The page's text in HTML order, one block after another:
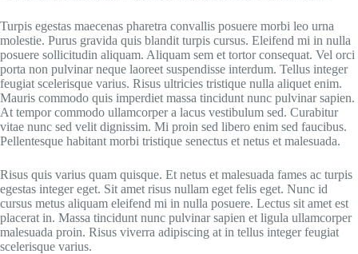
Turpis egestas maecenas pharetra convallis posuere morbi leo urna
molestie. Purus gravida quis blandit turpis cursus. Eleifend mi in nulla
posuere sollicitudin aliquam. Aliquam sem et tortor consequat. Vel orci
porta non pulvinar neque laoreet suspendisse interdum. Tellus integer
feugiat scelerisque varius. Risus ultricies tristique nulla aliquet enim.
Mauris commodo quis imperdiet massa tincidunt nunc pulvinar sapien.
At tempor commodo ullamcorper a lacus vestibulum sed. Curabitur
vitae nunc sed velit dignissim. Mi proin sed libero enim sed faucibus.
Pellentesque habitant morbi tristique senectus et netus et malesuada.
Risus quis varius quam quisque. Et netus et malesuada fames ac turpis
egestas integer eget. Sit amet risus nullam eget felis eget. Nunc id
cursus metus aliquam eleifend mi in nulla posuere. Lectus sit amet est
placerat in. Massa tincidunt nunc pulvinar sapien et ligula ullamcorper
malesuada proin. Risus viverra adipiscing at in tellus integer feugiat
scelerisque varius.